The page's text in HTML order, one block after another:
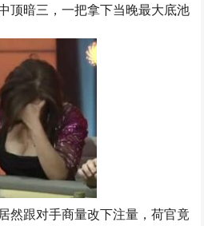
顶暗三，一把拿下当晚最大底池
然跟对手商量改下注量，荷官竟